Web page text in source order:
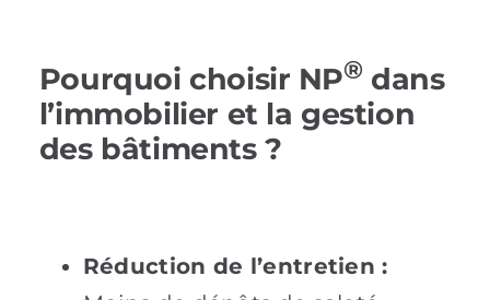
Pourquoi choisir NP® dans
l’immobilier et la gestion
des bâtiments ?
Réduction de l’entretien :